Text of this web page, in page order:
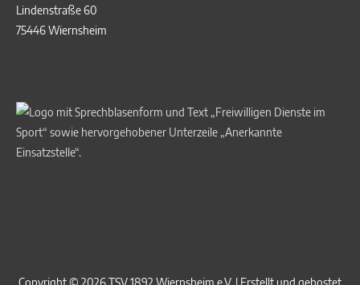
Lindenstraße 60
75446 Wiernsheim
Copyright © 2026TSV 1892 Wiernsheim e.V. | Erstellt und gehostet